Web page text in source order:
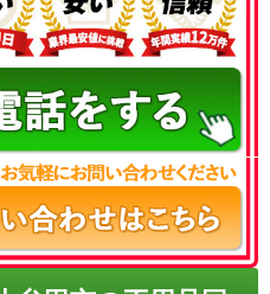
4780